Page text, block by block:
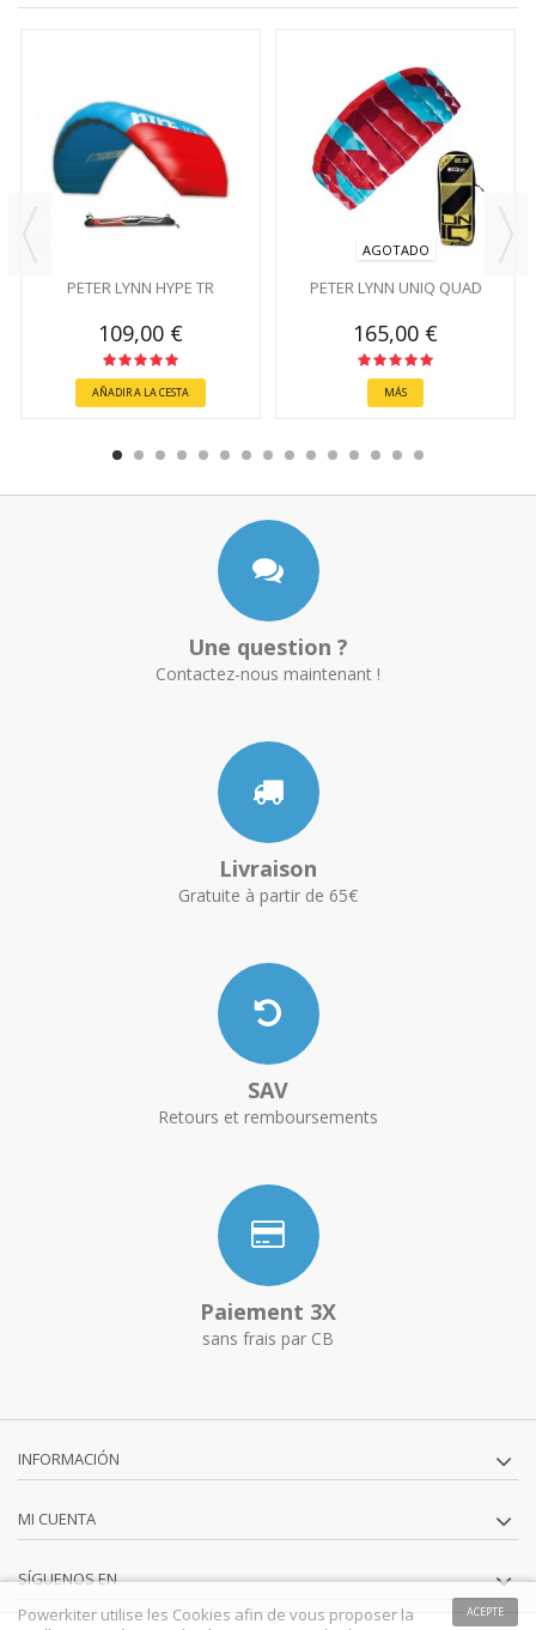
PETER LYNN HYPE TR
109,00 €
AÑADIR A LA CESTA
AGOTADO
PETER LYNN UNIQ QUAD
165,00 €
MÁS
Une question ?
Contactez-nous maintenant !
Livraison
Gratuite à partir de 65€
SAV
Retours et remboursements
Paiement 3X
sans frais par CB
INFORMACIÓN
MI CUENTA
SÍGUENOS EN
ACEPTE
Powerkiter utilise les Cookies afin de vous proposer la